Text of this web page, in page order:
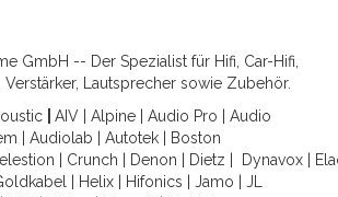
GmbH -- Der Spezialist für Hifi, Car-Hifi,
Verstärker, Lautsprecher sowie Zubehör.
AIV| Alpine| Audio Pro
Audio
Audiolab Autotek
Boston
Crunch Denon Dietz Dynavox
Helix Hifonics Jamo
JL